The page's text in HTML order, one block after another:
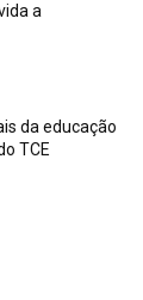
a
da educação
TCE